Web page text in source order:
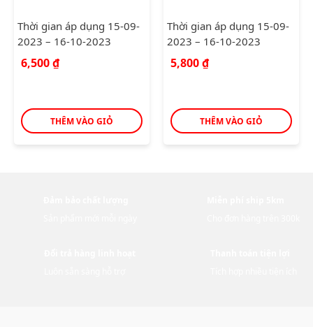
Thời gian áp dụng 15-09-
2023 – 16-10-2023
6,500₫
THÊM VÀO GIỎ
Thời gian áp dụng 15-09-
2023 – 16-10-2023
5,800₫
THÊM VÀO GIỎ